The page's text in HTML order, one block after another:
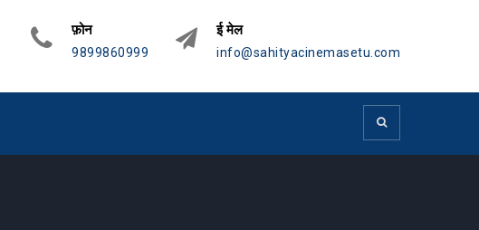
फ़ोन
9899860999
ई मेल
info@sahityacinemasetu.com